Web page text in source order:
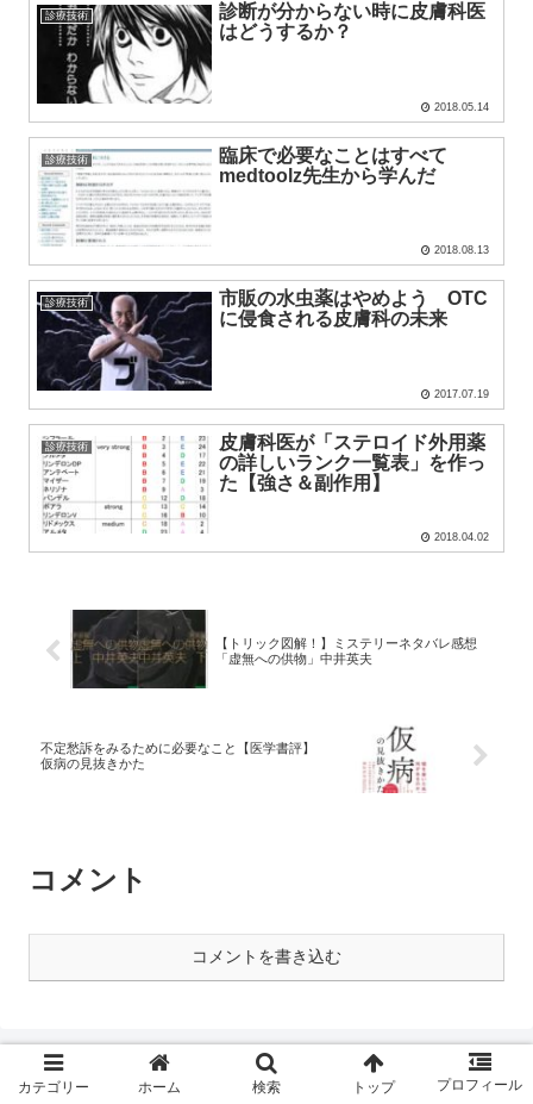
診療技術
診断が分からない時に皮膚科医
はどうするか？
2018.05.14
診療技術
臨床で必要なことはすべて
medtoolz先生から学んだ
2018.08.13
診療技術
市販の水虫薬はやめよう OTC
に侵食される皮膚科の未来
2017.07.19
診療技術
皮膚科医が「ステロイド外用薬
の詳しいランク一覧表」を作っ
た【強さ＆副作用】
2018.04.02
【トリック図解！】ミステリーネタバレ感想
「虚無への供物」中井英夫
不定愁訴をみるために必要なこと【医学書評】
仮病の見抜きかた
コメント
コメントを書き込む